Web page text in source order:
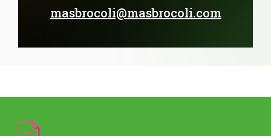
masbrocoli@masbrocoli.com